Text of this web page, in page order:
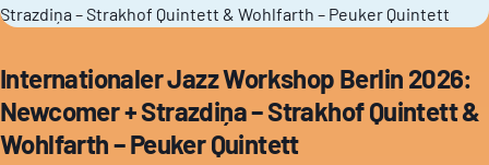
Internationaler Jazz Workshop Berlin 2026:
Newcomer + Strazdiņa – Strakhof Quintett &
Wohlfarth – Peuker Quintett